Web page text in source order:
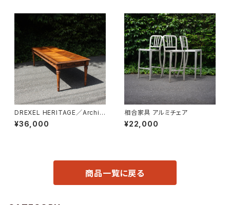
DREXEL HERITAGE／Archit
ectual Low Table
¥36,000
相合家具 アルミチェア
¥22,000
商品一覧に戻る